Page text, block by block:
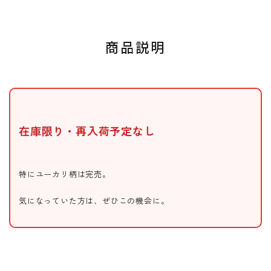
商品説明
在庫限り・再入荷予定なし
特にユーカリ柄は完売。
気になっていた方は、ぜひこの機会に。